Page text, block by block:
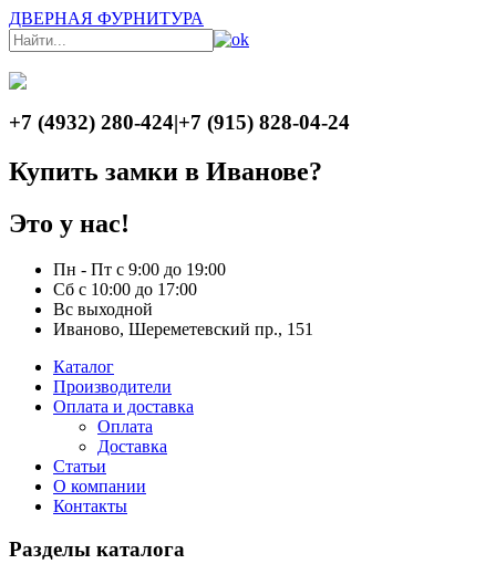
ДВЕРНАЯ ФУРНИТУРА
+7 (4932) 280-424|+7 (915) 828-04-24
Купить замки в Иванове?
Это у нас!
Пн - Пт с 9:00 до 19:00
Сб с 10:00 до 17:00
Вс выходной
Иваново, Шереметевский пр., 151
Каталог
Производители
Оплата и доставка
Оплата
Доставка
Статьи
О компании
Контакты
Разделы каталога